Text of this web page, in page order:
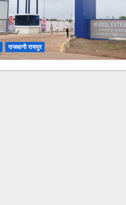
राजधानी रायपुर